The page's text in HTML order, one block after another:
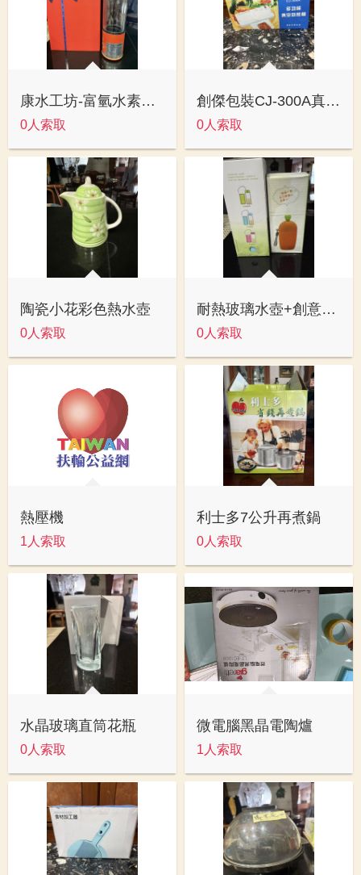
康水工坊-富氫水素水-隨行杯
0人索取
創傑包裝CJ-300A真空裝機
0人索取
陶瓷小花彩色熱水壺
0人索取
耐熱玻璃水壺+創意容器
0人索取
熱壓機
1人索取
利士多7公升再煮鍋
0人索取
水晶玻璃直筒花瓶
0人索取
微電腦黑晶電陶爐
1人索取